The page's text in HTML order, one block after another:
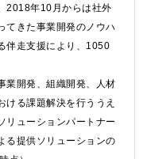
2018年10月からは社外
てきた事業開発のノウハ
伴走支援により、1050
業開発、組織開発、人材
ける課題解決を行ううえ
リューションパートナー
る提供ソリューションの